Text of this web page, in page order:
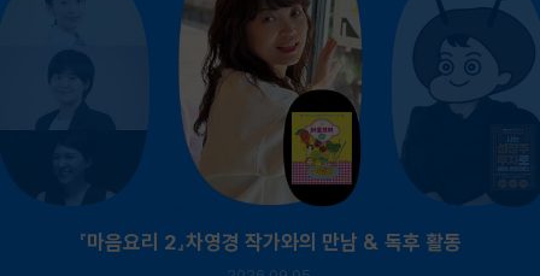
『마음요리 2』차영경 작가와의 만남 & 독후 활동